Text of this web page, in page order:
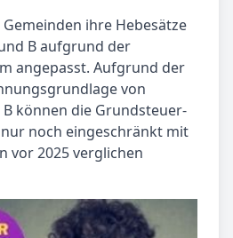
ihre Hebesätze
B aufgrund der
angepasst. Aufgrund der
von
können die Grundsteuer-
nur noch eingeschränkt mit
vor 2025 verglichen